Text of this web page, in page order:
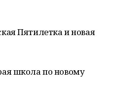
Пятилетка и новая
школа по новому